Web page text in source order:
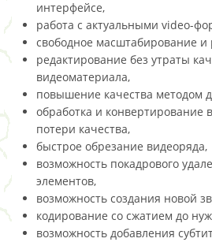
интерфейсе,
работа с актуальными video-
свободное масштабирование и
редактирование без утраты
видеоматериала,
повышение качества методом
обработка и конвертирование
потери качества,
быстрое обрезание видеоряда,
возможность покадрового
элементов,
возможность создания новой
кодирование со сжатием до
возможность добавления